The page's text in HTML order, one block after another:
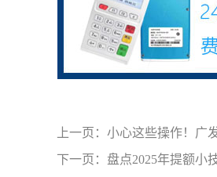
上一页： 小心这些操作！广
下一页： 盘点2025年提额小